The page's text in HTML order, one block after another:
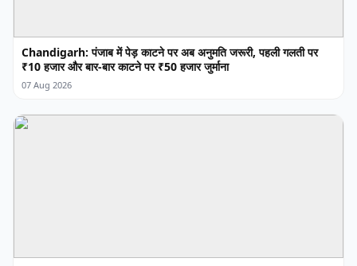
Chandigarh: पंजाब में पेड़ काटने पर अब अनुमति जरूरी, पहली गलती पर
₹10 हजार और बार-बार काटने पर ₹50 हजार जुर्माना
07 Aug 2026